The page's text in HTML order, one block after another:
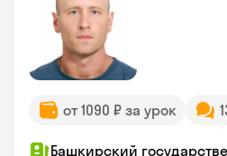
от 1090 ₽ за урок
Башкирский